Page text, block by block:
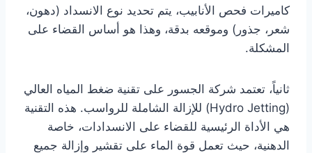
كاميرات فحص الأنابيب، يتم تحديد نوع الانسداد (دهون،
شعر، جذور) وموقعه بدقة، وهذا هو أساس القضاء على
المشكلة.
ثانياً، تعتمد شركة الجسور على تقنية ضغط المياه العالي
(Hydro Jetting) للإزالة الشاملة للرواسب. هذه التقنية
هي الأداة الرئيسية للقضاء على الانسدادات، خاصة
الدهنية، حيث تعمل قوة الماء على تقشير وإزالة جميع